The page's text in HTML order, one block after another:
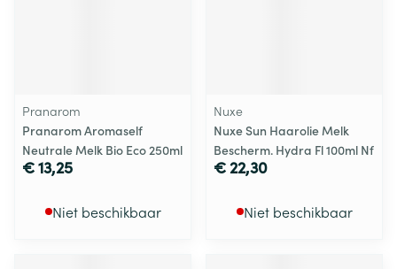
Pranarom
Pranarom Aromaself
Neutrale Melk Bio Eco 250ml
€ 13,25
Niet beschikbaar
Nuxe
Nuxe Sun Haarolie Melk
Bescherm. Hydra Fl 100ml Nf
€ 22,30
Niet beschikbaar